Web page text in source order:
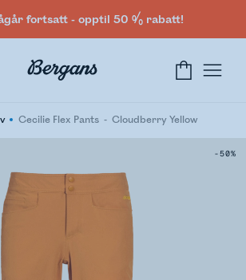
fortsatt - opptil 50 % rabatt!
Cecilie Flex Pants Cloudberry Yellow
-50%